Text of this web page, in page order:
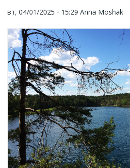
вт, 04/01/2025 - 15:29 Anna Moshak